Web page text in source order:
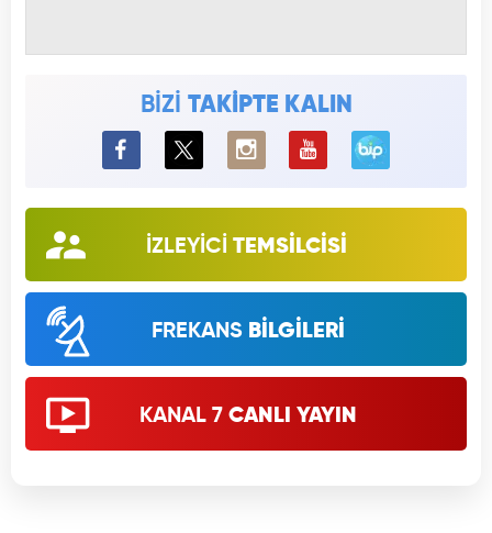
BİZİ TAKİPTE KALIN
BiP
İZLEYİCİ TEMSİLCİSİ
FREKANS BİLGİLERİ
KANAL 7 CANLI YAYIN